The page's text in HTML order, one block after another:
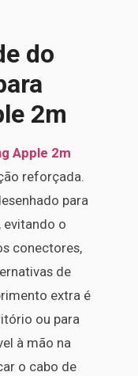
do
2m
Apple 2m
reforçada.
para
evitando o
conectores,
de
extra é
ou para
à mão na
o cabo de